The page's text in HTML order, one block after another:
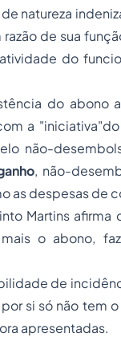
natureza
de sua
do
do abono
a
não-
, não-
as despesas de
Martins afirma
o abono,
de
si só não tem
apresentadas.